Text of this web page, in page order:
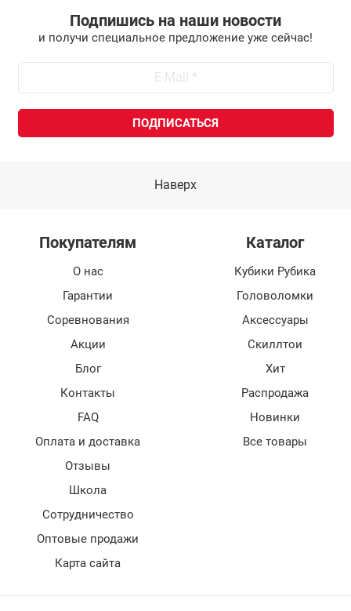
Подпишись на наши новости
и получи специальное предложение уже сейчас!
Наверх
Покупателям
О нас
Гарантии
Соревнования
Акции
Блог
Контакты
FAQ
Оплата и доставка
Отзывы
Школа
Сотрудничество
Оптовые продажи
Карта сайта
Каталог
Кубики Рубика
Головоломки
Аксессуары
Скиллтои
Хит
Распродажа
Новинки
Все товары